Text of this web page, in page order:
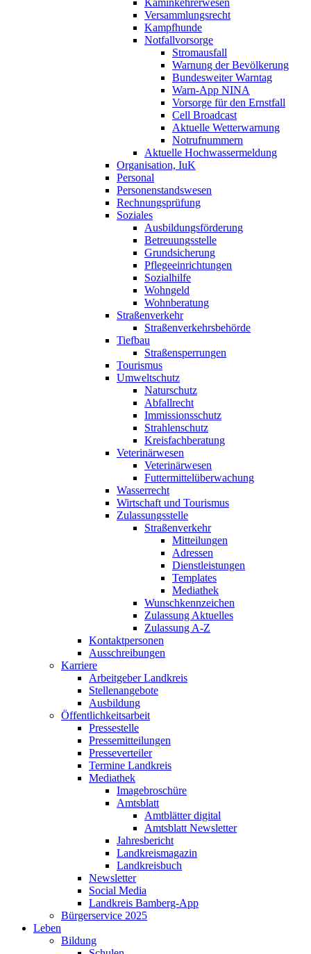
Kaminkehrerwesen
Versammlungsrecht
Kampfhunde
Notfallvorsorge
Stromausfall
Warnung der Bevölkerung
Bundesweiter Warntag
Warn-App NINA
Vorsorge für den Ernstfall
Cell Broadcast
Aktuelle Wetterwarnung
Notrufnummern
Aktuelle Hochwassermeldung
Organisation, IuK
Personal
Personenstandswesen
Rechnungsprüfung
Soziales
Ausbildungsförderung
Betreuungsstelle
Grundsicherung
Pflegeeinrichtungen
Sozialhilfe
Wohngeld
Wohnberatung
Straßenverkehr
Straßenverkehrsbehörde
Tiefbau
Straßensperrungen
Tourismus
Umweltschutz
Naturschutz
Abfallrecht
Immissionsschutz
Strahlenschutz
Kreisfachberatung
Veterinärwesen
Veterinärwesen
Futtermittelüberwachung
Wasserrecht
Wirtschaft und Tourismus
Zulassungsstelle
Straßenverkehr
Mitteilungen
Adressen
Dienstleistungen
Templates
Mediathek
Wunschkennzeichen
Zulassung Aktuelles
Zulassung A-Z
Kontaktpersonen
Ausschreibungen
Karriere
Arbeitgeber Landkreis
Stellenangebote
Ausbildung
Öffentlichkeitsarbeit
Pressestelle
Pressemitteilungen
Presseverteiler
Termine Landkreis
Mediathek
Imagebroschüre
Amtsblatt
Amtblätter digital
Amtsblatt Newsletter
Jahresbericht
Landkreismagazin
Landkreisbuch
Newsletter
Social Media
Landkreis Bamberg-App
Bürgerservice 2025
Leben
Bildung